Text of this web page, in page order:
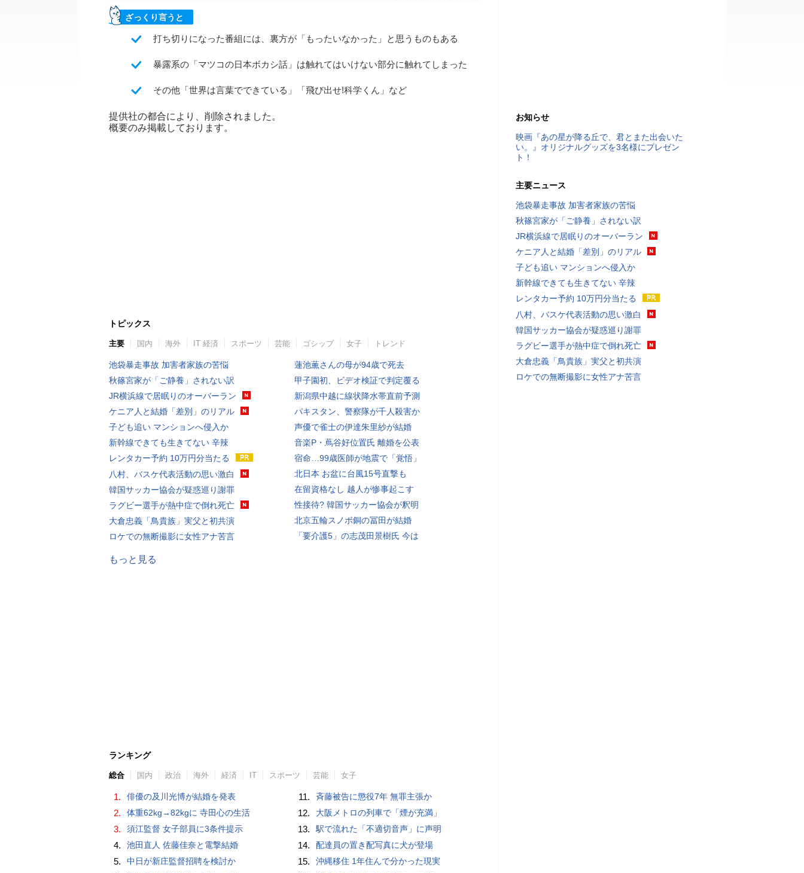
ざっくり言うと
打ち切りになった番組には、裏方が「もったいなかった」と思うものもある
暴露系の「マツコの日本ボカシ話」は触れてはいけない部分に触れてしまった
その他「世界は言葉でできている」「飛び出せ!科学くん」など
提供社の都合により、削除されました。
概要のみ掲載しております。
トピックス
主要 国内 海外 IT 経済 スポーツ 芸能 ゴシップ 女子 トレンド
池袋暴走事故 加害者家族の苦悩
秋篠宮家が「ご静養」されない訳
JR横浜線で居眠りのオーバーラン
ケニア人と結婚「差別」のリアル
子ども追い マンションへ侵入か
新幹線できても生きてない 辛辣
レンタカー予約 10万円分当たる
八村、バスケ代表活動の思い激白
韓国サッカー協会が疑惑巡り謝罪
ラグビー選手が熱中症で倒れ死亡
大倉忠義「鳥貴族」実父と初共演
ロケでの無断撮影に女性アナ苦言
蓮池薫さんの母が94歳で死去
甲子園初、ビデオ検証で判定覆る
新潟県中越に線状降水帯直前予測
パキスタン、警察隊が千人殺害か
声優で雀士の伊達朱里紗が結婚
音楽P・蔦谷好位置氏 離婚を公表
宿命…99歳医師が地震で「覚悟」
北日本 お盆に台風15号直撃も
在留資格なし 越人が惨事起こす
性接待? 韓国サッカー協会が釈明
北京五輪スノボ銅の冨田が結婚
「要介護5」の志茂田景樹氏 今は
もっと見る
ランキング
総合 国内 政治 海外 経済 IT スポーツ 芸能 女子
1. 俳優の及川光博が結婚を発表
2. 体重62kg→82kgに 寺田心の生活
3. 須江監督 女子部員に3条件提示
4. 池田直人 佐藤佳奈と電撃結婚
5. 中日が新庄監督招聘を検討か
11. 斉藤被告に懲役7年 無罪主張か
12. 大阪メトロの列車で「煙が充満」
13. 駅で流れた「不適切音声」に声明
14. 配達員の置き配写真に犬が登場
15. 沖縄移住 1年住んで分かった現実
お知らせ
映画『あの星が降る丘で、君とまた出会いた
い。』オリジナルグッズを3名様にプレゼン
ト！
主要ニュース
池袋暴走事故 加害者家族の苦悩
秋篠宮家が「ご静養」されない訳
JR横浜線で居眠りのオーバーラン
ケニア人と結婚「差別」のリアル
子ども追い マンションへ侵入か
新幹線できても生きてない 辛辣
レンタカー予約 10万円分当たる
八村、バスケ代表活動の思い激白
韓国サッカー協会が疑惑巡り謝罪
ラグビー選手が熱中症で倒れ死亡
大倉忠義「鳥貴族」実父と初共演
ロケでの無断撮影に女性アナ苦言